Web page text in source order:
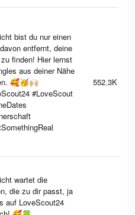
bist du nur einen
entfernt, deine
finden! Hier lernst
aus deiner Nähe
🥰🥳🙌🏼
#LoveScout
552.3K
wartet die
die zu dir passt, ja
auf LoveScout24